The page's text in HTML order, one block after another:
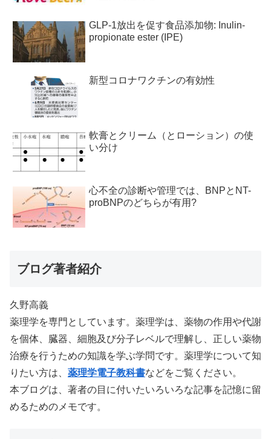
GLP-1放出を促す食品添加物: Inulin-
propionate ester (IPE)
新型コロナワクチンの有効性
軟膏とクリーム（とローション）の使
い分け
心不全の診断や管理では、BNPとNT-
proBNPのどちらが有用?
ブログ著者紹介
久野高義
薬理学を専門としています。薬理学は、薬物の作用や代謝
を個体、臓器、細胞及び分子レベルで理解し、正しい薬物
治療を行うための知識を学ぶ学問です。薬理学について知
りたい方は、 薬理学電子教科書などをご覧ください。
本ブログは、著者の目に付いたいろいろな記事を記憶に留
めるためのメモです。